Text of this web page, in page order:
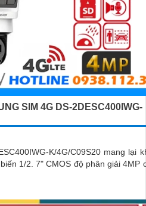
SIM 4G DS-2DESC400IWG-
K/4G/C09S20 mang lại
1/2. 7" CMOS độ phân giải 4MP